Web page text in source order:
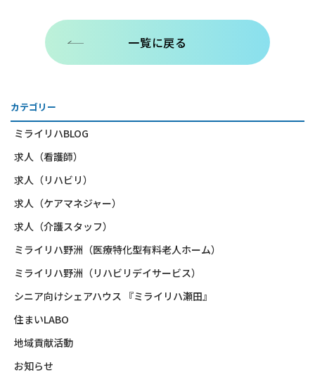
一覧に戻る
カテゴリー
ミライリハBLOG
求人（看護師）
求人（リハビリ）
求人（ケアマネジャー）
求人（介護スタッフ）
ミライリハ野洲（医療特化型有料老人ホーム）
ミライリハ野洲（リハビリデイサービス）
シニア向けシェアハウス 『ミライリハ瀬田』
住まいLABO
地域貢献活動
お知らせ